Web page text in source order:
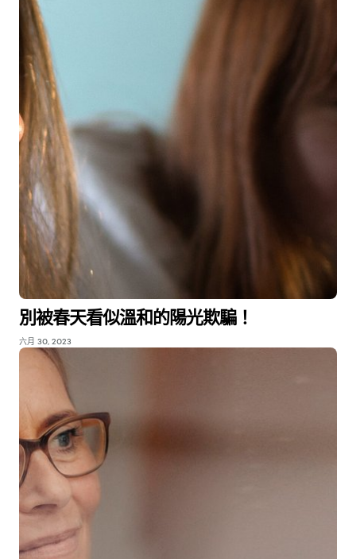
別被春天看似溫和的陽光欺騙！
六月 30, 2023